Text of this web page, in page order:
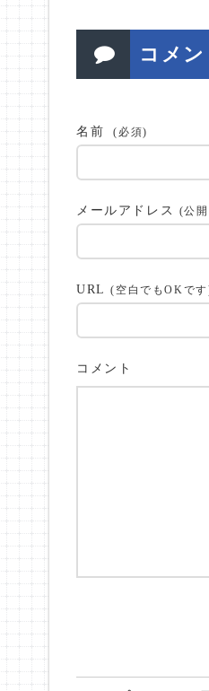
コメ
名前 (必須)
メールアドレス (公
URL(空白でもOKで
コメント